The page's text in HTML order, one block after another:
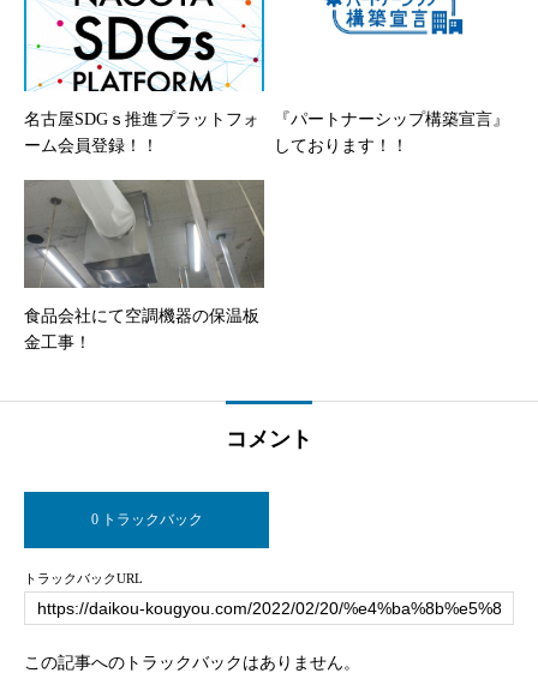
名古屋SDGｓ推進プラットフォ
ーム会員登録！！
『パートナーシップ構築宣言』
しております！！
食品会社にて空調機器の保温板
金工事！
コメント
0 トラックバック
トラックバックURL
この記事へのトラックバックはありません。